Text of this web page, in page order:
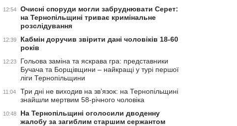
12:54
Очисні споруди могли забруднювати Серет:
на Тернопільщині триває кримінальне
розслідування
12:39
Кабмін доручив звірити дані чоловіків 18-60
років
12:23
Гольова заміна та яскрава гра: представники
Бучача та Борщівщини – найкращі у турі першої
ліги Тернопільщини
11:04
Три дні не виходив на зв’язок: на Тернопільщині
знайшли мертвим 58-річного чоловіка
10:48
На Тернопільщині оголосили дводенну
жалобу за загиблим старшим сержантом